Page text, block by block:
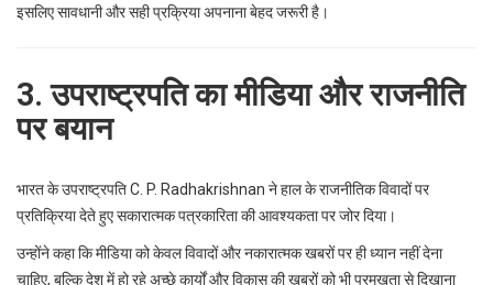
इसलिए सावधानी और सही प्रक्रिया अपनाना बेहद जरूरी है।
3. उपराष्ट्रपति का मीडिया और राजनीति
पर बयान
भारत के उपराष्ट्रपतिC. P. Radhakrishnan ने हाल के राजनीतिक विवादों पर
प्रतिक्रिया देते हुए सकारात्मक पत्रकारिता की आवश्यकता पर जोर दिया।
उन्होंने कहा कि मीडिया को केवल विवादों और नकारात्मक खबरों पर ही ध्यान नहीं देना
चाहिए, बल्कि देश में हो रहे अच्छे कार्यों और विकास की खबरों को भी प्रमुखता से दिखाना